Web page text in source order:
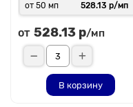
от 50 мп
528.13 р/мп
от 528.13 р/мп
В корзину